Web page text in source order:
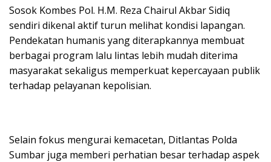
Sosok Kombes Pol. H.M. Reza Chairul Akbar Sidiq
sendiri dikenal aktif turun melihat kondisi lapangan.
Pendekatan humanis yang diterapkannya membuat
berbagai program lalu lintas lebih mudah diterima
masyarakat sekaligus memperkuat kepercayaan publik
terhadap pelayanan kepolisian.
Selain fokus mengurai kemacetan, Ditlantas Polda
Sumbar juga memberi perhatian besar terhadap aspek